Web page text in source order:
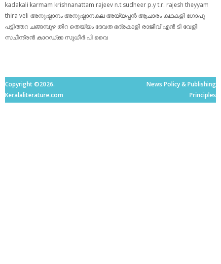
kadakali karmam krishnanattam rajeev n.t sudheer p.yt.r. rajesh theyyam
thira veli അനുഷ്ഠാനം അനുഷ്ഠാനകല അയ്യപ്പന്‍ ആചാരം കഥകളി ഗോപു
പട്ടിത്തറ ചങ്ങമ്പുഴ തിറ തെയ്യം ദേവത ഭദ്രകാളി രാജീവ് എൻ ടി വേളി
സചീന്ദ്രന്‍ കാറഡ്ക്ക സുധീര്‍ പി വൈ
Copyright ©2026.
Keralaliterature.com
News Policy & Publishing
Principles